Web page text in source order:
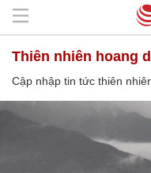
thiên nhiên hoang
Cập nhập tin tức thiên